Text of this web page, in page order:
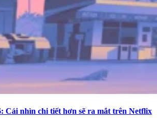
Cái nhìn chi tiết hơn sẽ ra mắt trên Netflix